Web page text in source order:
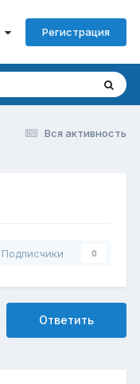
Регистрация
Вся активность
Подписчики 0
Ответить